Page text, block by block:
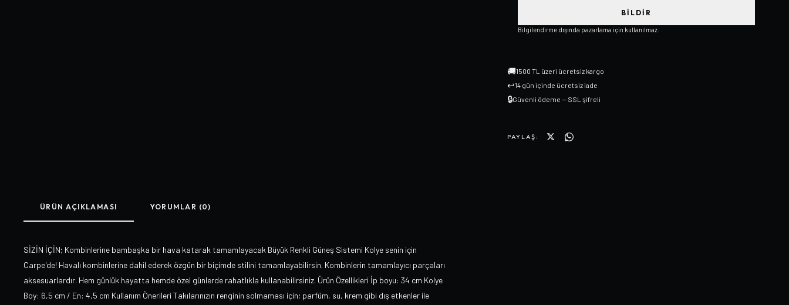
BILDIR
Bilgilendirme dışında pazarlama için kullanılmaz.
🚚1500 TL üzeri ücretsiz kargo
↩14 gün içinde ücretsiz iade
🔒Güvenli ödeme — SSL şifreli
PAYLAŞ:
ÜRÜN AÇIKLAMASI YORUMLAR (0)
SİZİN İÇİN; Kombinlerine bambaşka bir hava katarak tamamlayacak Büyük Renkli Güneş Sistemi Kolye senin için
Carpe'de! Havalı kombinlerine dahil ederek özgün bir biçimde stilini tamamlayabilirsin. Kombinlerin tamamlayıcı parçaları
aksesuarlardır. Hem günlük hayatta hemde özel günlerde rahatlıkla kullanabilirsiniz. Ürün Özellikleri İp boyu: 34 cm Kolye
Boy: 6,5 cm / En: 4,5 cm Kullanım Önerileri Takılarınızın renginin solmaması için; parfüm, su, krem gibi dış etkenler ile